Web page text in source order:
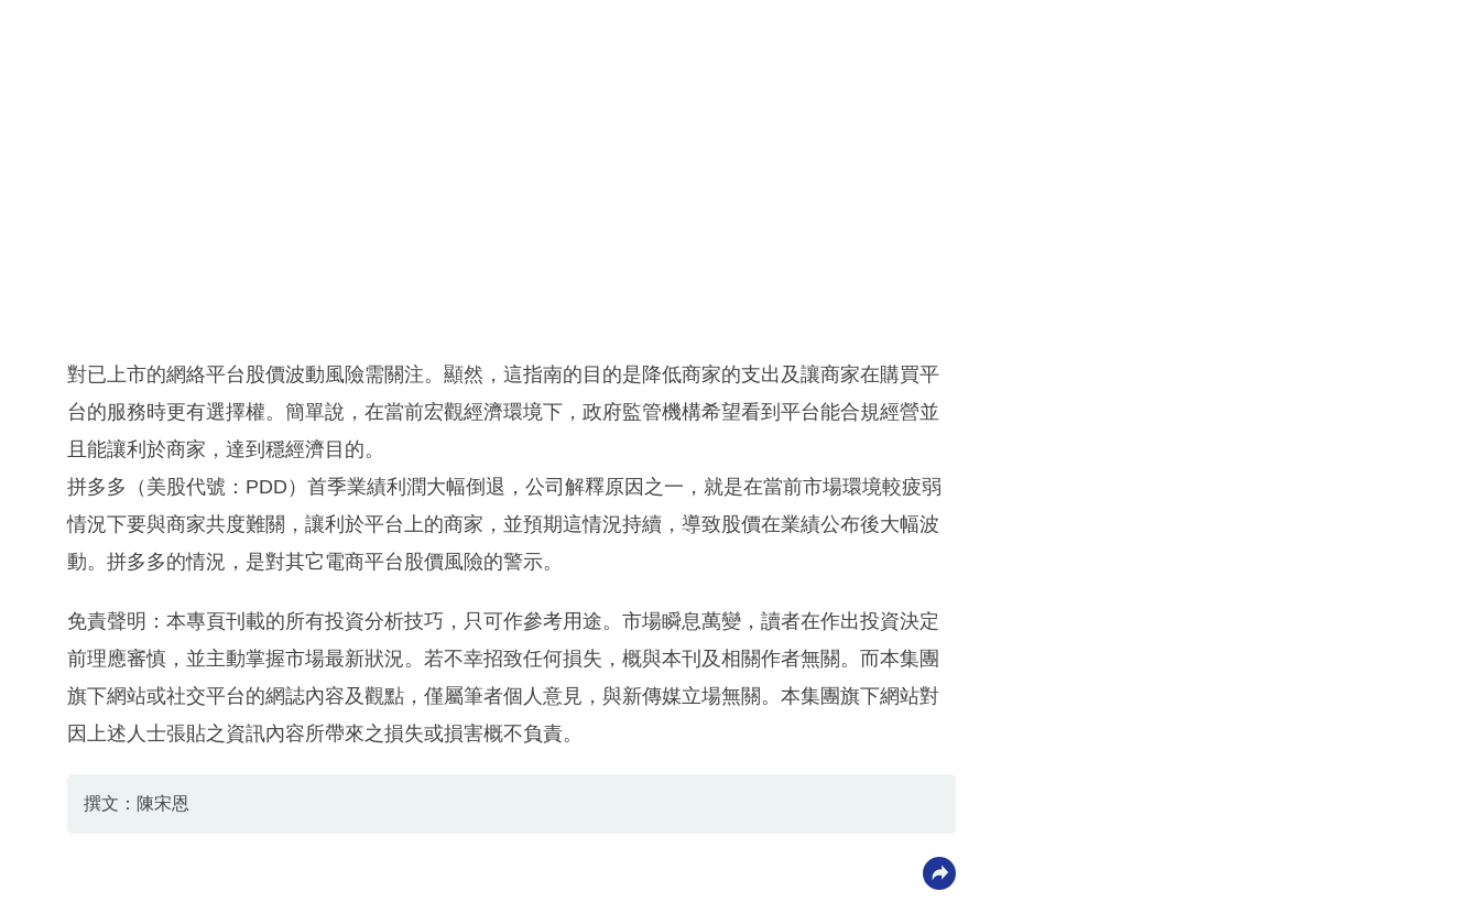
對已上市的網絡平台股價波動風險需關注。顯然，這指南的目的是降低商家的支出及讓商家在購買平
台的服務時更有選擇權。簡單說，在當前宏觀經濟環境下，政府監管機構希望看到平台能合規經營並
且能讓利於商家，達到穩經濟目的。
拼多多（美股代號：PDD）首季業績利潤大幅倒退，公司解釋原因之一，就是在當前市場環境較疲弱
情況下要與商家共度難關，讓利於平台上的商家，並預期這情況持續，導致股價在業績公布後大幅波
動。拼多多的情況，是對其它電商平台股價風險的警示。
免責聲明：本專頁刊載的所有投資分析技巧，只可作參考用途。市場瞬息萬變，讀者在作出投資決定
前理應審慎，並主動掌握市場最新狀況。若不幸招致任何損失，概與本刊及相關作者無關。而本集團
旗下網站或社交平台的網誌內容及觀點，僅屬筆者個人意見，與新傳媒立場無關。本集團旗下網站對
因上述人士張貼之資訊內容所帶來之損失或損害概不負責。
撰文：陳宋恩